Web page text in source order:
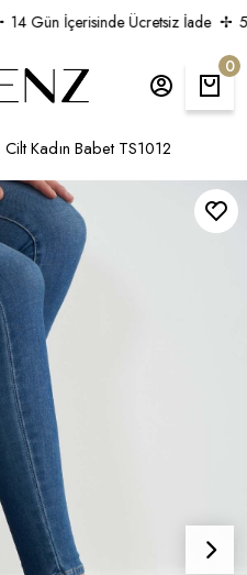
14 Gün İçerisinde Ücretsiz İade
0
Cilt Kadın Babet TS1012